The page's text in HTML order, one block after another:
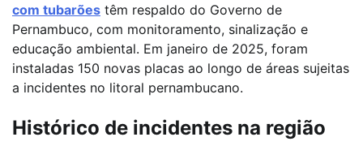
com tubarões têm respaldo do Governo de
Pernambuco, com monitoramento, sinalização e
educação ambiental. Em janeiro de 2025, foram
instaladas 150 novas placas ao longo de áreas sujeitas
a incidentes no litoral pernambucano.
Histórico de incidentes na região